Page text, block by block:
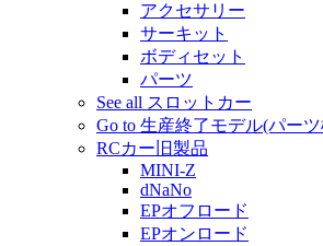
アクセサリー
サーキット
ボディセット
パーツ
See all スロットカー
Go to 生産終了モデル(パー
RCカー旧製品
MINI-Z
dNaNo
EPオフロード
EPオンロード